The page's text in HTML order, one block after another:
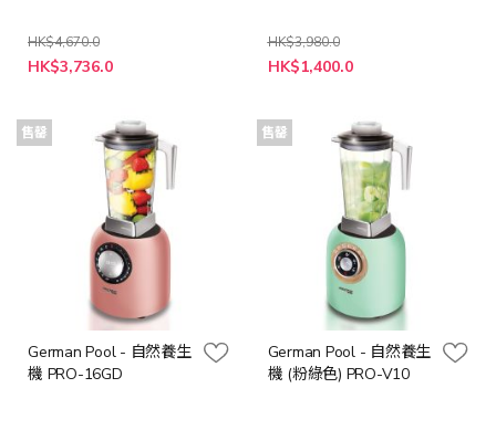
HK$4,670.0
特
殊
HK$3,736.0
HK$3,980.0
特
殊
HK$1,400.0
售罄
German Pool - 自然養生
機 PRO-16GD
售罄
German Pool - 自然養生
機 (粉綠色) PRO-V10